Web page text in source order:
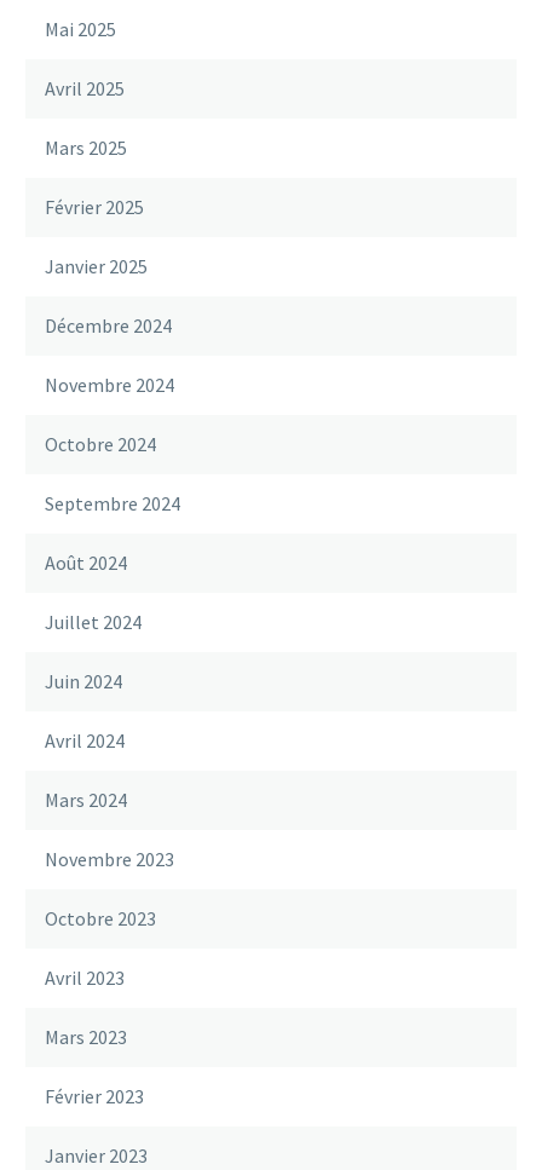
Mai 2025
Avril 2025
Mars 2025
Février 2025
Janvier 2025
Décembre 2024
Novembre 2024
Octobre 2024
Septembre 2024
Août 2024
Juillet 2024
Juin 2024
Avril 2024
Mars 2024
Novembre 2023
Octobre 2023
Avril 2023
Mars 2023
Février 2023
Janvier 2023